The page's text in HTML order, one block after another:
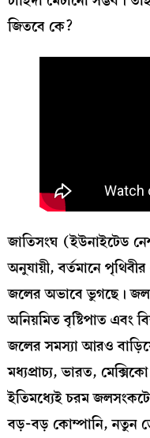
জিতবে কে?
জাতিসংঘ (ইউনাইটেড
অনুযায়ী, বর্তমানে
জলের অভাবে ভুগছে।
অনিয়মিত বৃষ্টিপাত এবং
জলের সমস্যা আরও
মধ্যপ্রাচ্য, ভারত,
ইতিমধ্যেই চরম
বড়-বড় কোম্পানি, নতুন